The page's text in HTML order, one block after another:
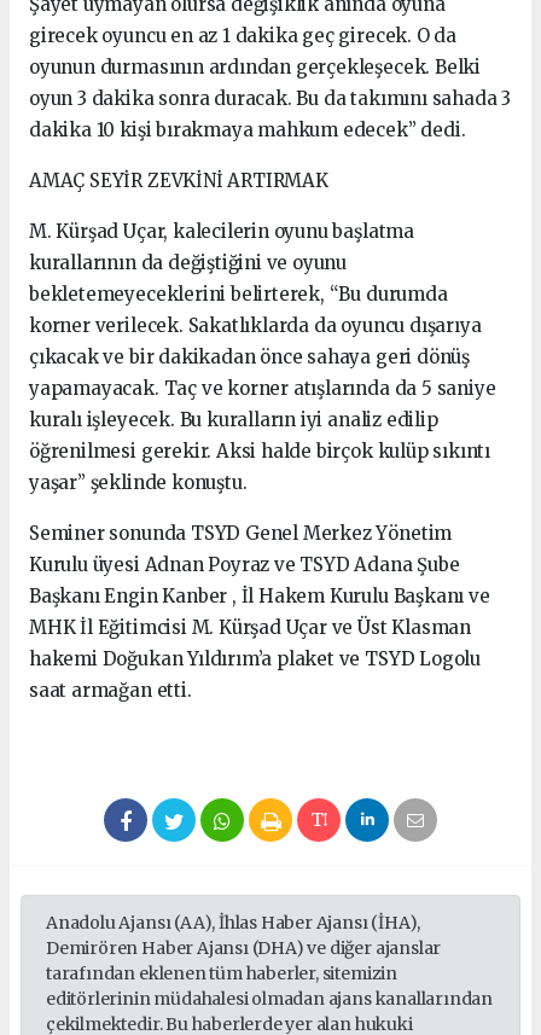
Şayet uymayan olursa değişiklik anında oyuna
girecek oyuncu en az 1 dakika geç girecek. O da
oyunun durmasının ardından gerçekleşecek. Belki
oyun 3 dakika sonra duracak. Bu da takımını sahada 3
dakika 10 kişi bırakmaya mahkum edecek” dedi.
AMAÇ SEYİR ZEVKİNİ ARTIRMAK
M. Kürşad Uçar, kalecilerin oyunu başlatma
kurallarının da değiştiğini ve oyunu
bekletemeyeceklerini belirterek, “Bu durumda
korner verilecek. Sakatlıklarda da oyuncu dışarıya
çıkacak ve bir dakikadan önce sahaya geri dönüş
yapamayacak. Taç ve korner atışlarında da 5 saniye
kuralı işleyecek. Bu kuralların iyi analiz edilip
öğrenilmesi gerekir. Aksi halde birçok kulüp sıkıntı
yaşar” şeklinde konuştu.
Seminer sonunda TSYD Genel Merkez Yönetim
Kurulu üyesi Adnan Poyraz ve TSYD Adana Şube
Başkanı Engin Kanber , İl Hakem Kurulu Başkanı ve
MHK İl Eğitimcisi M. Kürşad Uçar ve Üst Klasman
hakemi Doğukan Yıldırım’a plaket ve TSYD Logolu
saat armağan etti.
Anadolu Ajansı (AA), İhlas Haber Ajansı (İHA),
Demirören Haber Ajansı (DHA) ve diğer ajanslar
tarafından eklenen tüm haberler, sitemizin
editörlerinin müdahalesi olmadan ajans kanallarından
çekilmektedir. Bu haberlerde yer alan hukuki